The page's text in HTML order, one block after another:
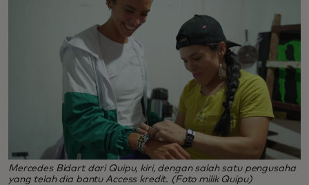
Mercedes Bidart dari Quipu, kiri, dengan salah satu pengusaha
yang telah dia bantu Access kredit. (Foto milik Quipu)